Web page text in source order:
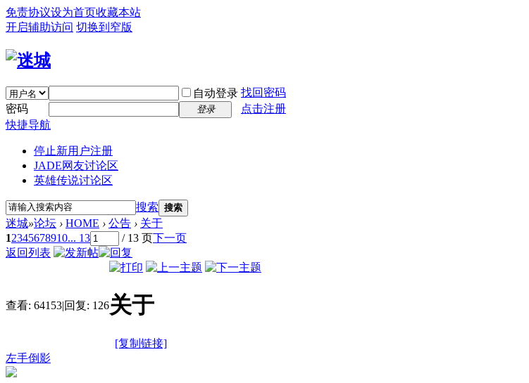
免责协议设为首页收藏本站
开启辅助访问 切换到窄版
自动登录 找回密码
密码
登录
点击注册
快捷导航
停止新用户注册
JADE网友讨论区
英雄传说讨论区
搜索 搜索
迷城»论坛 › HOME › 公告 › 关于
12345678910... 13 / 13 页下一页
返回列表
查看: 64153|回复: 126关于
[复制链接]
左手倒影